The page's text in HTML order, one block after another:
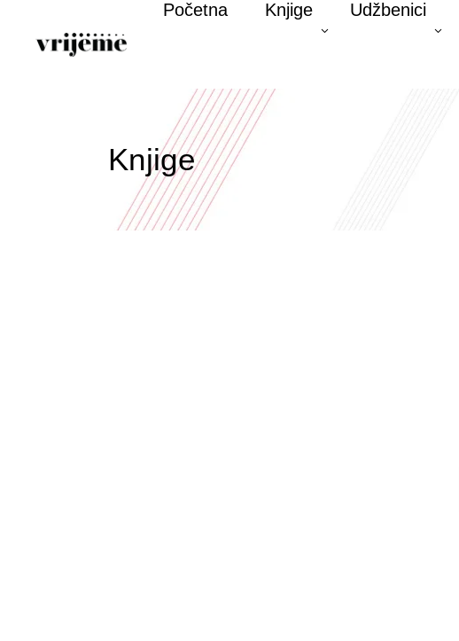
Početna Knjige Udžbenici
Knjige